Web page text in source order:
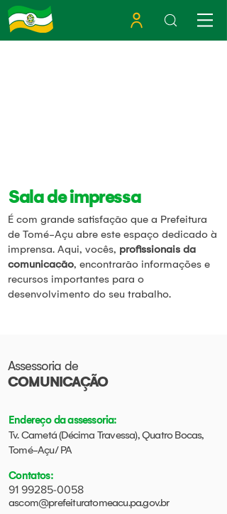
Sala de impressa
É com grande satisfação que a Prefeitura
de Tomé-Açu abre este espaço dedicado à
imprensa. Aqui, vocês, profissionais da
comunicação, encontrarão informações e
recursos importantes para o
desenvolvimento do seu trabalho.
Assessoria de
COMUNICAÇÃO
Endereço da assessoria:
Tv. Cametá (Décima Travessa), Quatro Bocas,
Tomé-Açu/ PA
Contatos:
91 99285-0058
ascom@prefeituratomeacu.pa.gov.br